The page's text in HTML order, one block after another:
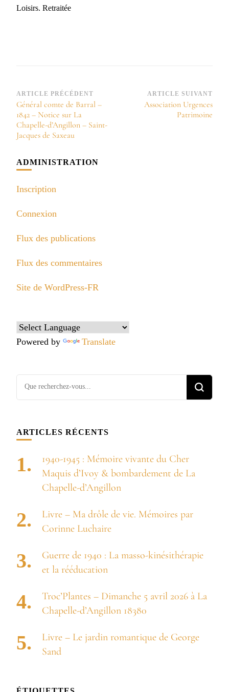
Loisirs. Retraitée
Navigation
d’article
ARTICLE PRÉCÉDENT
Général comte de Barral –
1842 – Notice sur La
Chapelle-d’Angillon – Saint-
Jacques de Saxeau
ARTICLE SUIVANT
Association Urgences
Patrimoine
ADMINISTRATION
Inscription
Connexion
Flux des publications
Flux des commentaires
Site de WordPress-FR
Powered by Translate
Vous
recherchiez
ARTICLES RÉCENTS
1940-1945 : Mémoire vivante du Cher
Maquis d’Ivoy & bombardement de La
Chapelle-d’Angillon
Livre – Ma drôle de vie. Mémoires par
Corinne Luchaire
Guerre de 1940 : La masso-kinésithérapie
et la rééducation
Troc’Plantes – Dimanche 5 avril 2026 à La
Chapelle-d’Angillon 18380
Livre – Le jardin romantique de George
Sand